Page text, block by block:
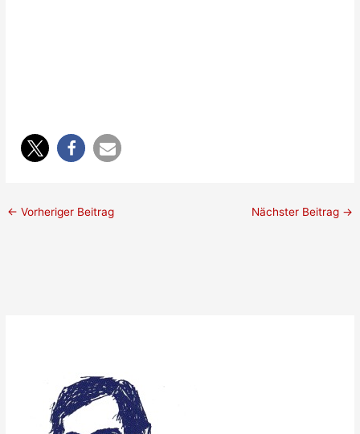
← Vorheriger Beitrag Nächster Beitrag →